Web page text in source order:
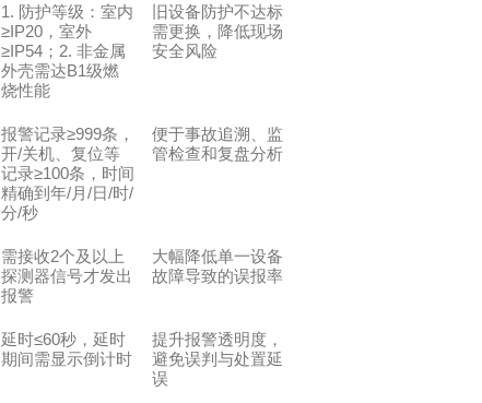
1. 防护等级：室内
≥IP20 ，室外
≥IP54 ； 2. 非金属
外壳需达B1级燃
烧性能
旧设备防护不达标
需更换，降低现场
安全风险
报警记录≥999条，
开/关机、复位等
记录≥100条，时间
精确到年/月 /日 /时/
分/秒
便于事故追溯、监
管检查和复盘分析
需接收2个及以上
探测器信号才发出
报警
大幅降低单一设备
故障导致的误报率
延时≤60秒，延时
期间需显示倒计时
提升报警透明度，
避免误判与处置延
误